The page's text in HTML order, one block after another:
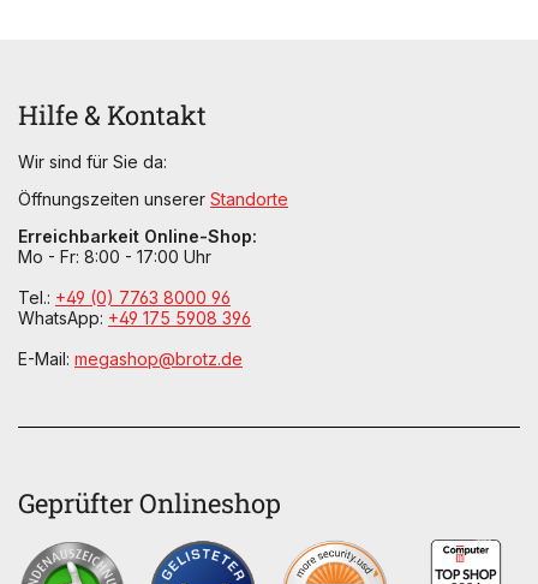
Hilfe & Kontakt
Wir sind für Sie da:
Öffnungszeiten unserer Standorte
Erreichbarkeit Online-Shop:
Mo - Fr: 8:00 - 17:00 Uhr
Tel.: +49 (0) 7763 8000 96
WhatsApp: +49 175 5908 396
E-Mail: megashop@brotz.de
Geprüfter Onlineshop